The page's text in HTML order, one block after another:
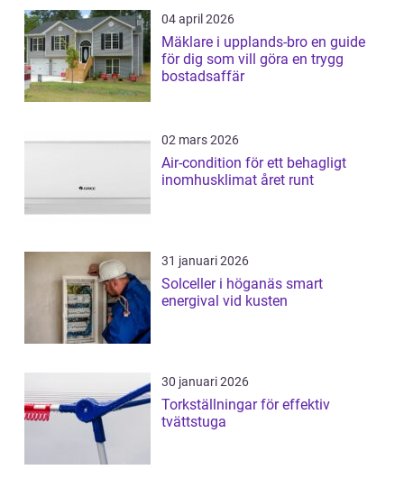
04 april 2026
Mäklare i upplands-bro en guide
för dig som vill göra en trygg
bostadsaffär
02 mars 2026
Air-condition för ett behagligt
inomhusklimat året runt
31 januari 2026
Solceller i höganäs smart
energival vid kusten
30 januari 2026
Torkställningar för effektiv
tvättstuga